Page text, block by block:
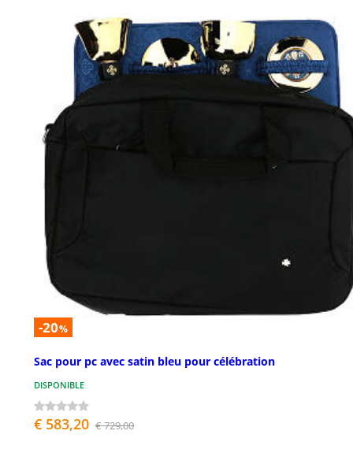
-20%
Sac pour pc avec satin bleu pour célébration
DISPONIBLE
€ 583,20 € 729,00